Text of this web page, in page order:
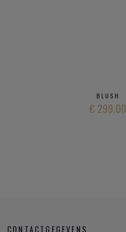
BLUSH
€ 299,00
CONTACTGEGEVENS